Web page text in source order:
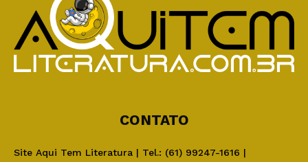
CONTATO
Site Aqui Tem Literatura | Tel.: (61) 99247-1616 |